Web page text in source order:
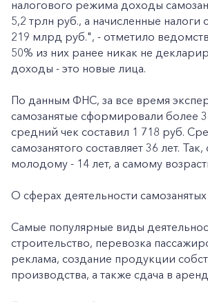
налогового режима доходы
5,2 трлн руб., а начисленные налоги
219 млрд руб.", - отметило
50% из них ранее никак не
доходы - это новые лица.
По данным ФНС, за все время
самозанятые сформировали более
средний чек составил 1 718 руб.
самозанятого составляет 36 лет.
молодому - 14 лет, а самому
О сферах деятельности самозанятых
Самые популярные виды
строительство, перевозка
реклама, создание продукции
производства, а также сдача в